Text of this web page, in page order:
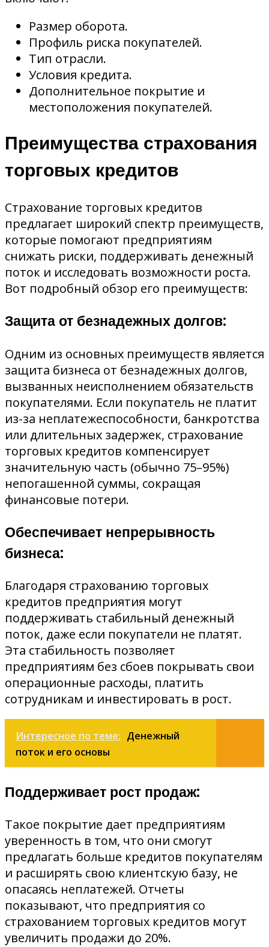
Размер оборота.
Профиль риска покупателей.
Тип отрасли.
Условия кредита.
Дополнительное покрытие и
местоположения покупателей.
Преимущества страхования
торговых кредитов
Страхование торговых кредитов
предлагает широкий спектр преимуществ,
которые помогают предприятиям
снижать риски, поддерживать денежный
поток и исследовать возможности роста.
Вот подробный обзор его преимуществ:
Защита от безнадежных долгов:
Одним из основных преимуществ является
защита бизнеса от безнадежных долгов,
вызванных неисполнением обязательств
покупателями. Если покупатель не платит
из-за неплатежеспособности, банкротства
или длительных задержек, страхование
торговых кредитов компенсирует
значительную часть (обычно 75–95%)
непогашенной суммы, сокращая
финансовые потери.
Обеспечивает непрерывность
бизнеса:
Благодаря страхованию торговых
кредитов предприятия могут
поддерживать стабильный денежный
поток, даже если покупатели не платят.
Эта стабильность позволяет
предприятиям без сбоев покрывать свои
операционные расходы, платить
сотрудникам и инвестировать в рост.
Интересное по теме: Денежный
поток и его основы
Поддерживает рост продаж:
Такое покрытие дает предприятиям
уверенность в том, что они смогут
предлагать больше кредитов покупателям
и расширять свою клиентскую базу, не
опасаясь неплатежей. Отчеты
показывают, что предприятия со
страхованием торговых кредитов могут
увеличить продажи до 20%.